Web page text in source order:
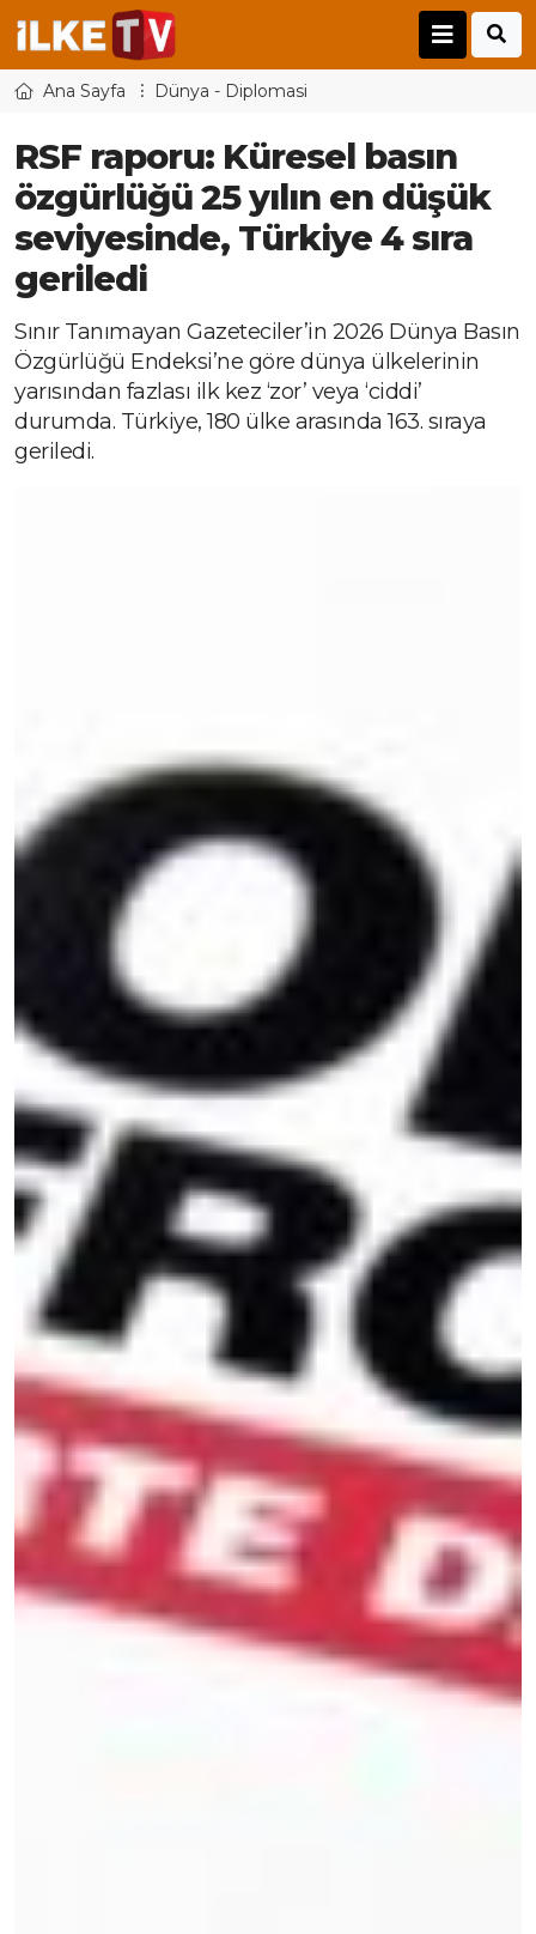
Ana Sayfa Dünya - Diplomasi
RSF raporu: Küresel basın
özgürlüğü 25 yılın en düşük
seviyesinde, Türkiye 4 sıra
geriledi
Sınır Tanımayan Gazeteciler’in 2026 Dünya Basın
Özgürlüğü Endeksi’ne göre dünya ülkelerinin
yarısından fazlası ilk kez ‘zor’ veya ‘ciddi’
durumda. Türkiye, 180 ülke arasında 163. sıraya
geriledi.